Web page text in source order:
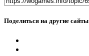
Поделиться на другие сайты